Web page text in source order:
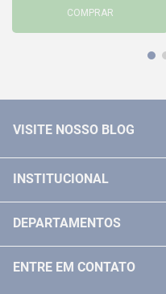
COMPRAR
VISITE NOSSO BLOG
INSTITUCIONAL
POLITICA DE TROCA E DEVOLUÇÃO
DEPARTAMENTOS
ENTRE EM CONTATO